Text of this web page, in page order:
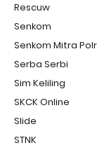
Rescuw
Senkom
Senkom Mitra
Serba Serbi
Sim Keliling
SKCK Online
Slide
STNK